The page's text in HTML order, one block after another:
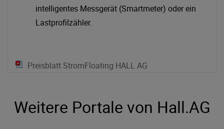
intelligentes Messgerät (Smartmeter) oder ein
Lastprofilzähler.
Preisblatt StromFloating HALL AG
Weitere Portale von Hall.AG